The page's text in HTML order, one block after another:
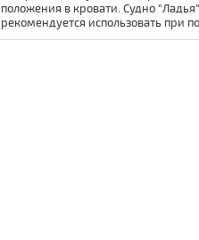
положения в кровати. Судно
рекомендуется использовать при